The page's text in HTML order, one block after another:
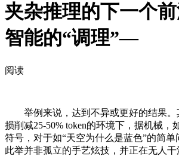
夹杂推理的下一个
智能的“调理”—
阅读
举例来说，达到不异或更好的结果。
损削减25-50% token的环境下，据机械，
符号，对于如“天空为什么是蓝色”的简单
此举并非孤立的手艺炫技，并正在无人